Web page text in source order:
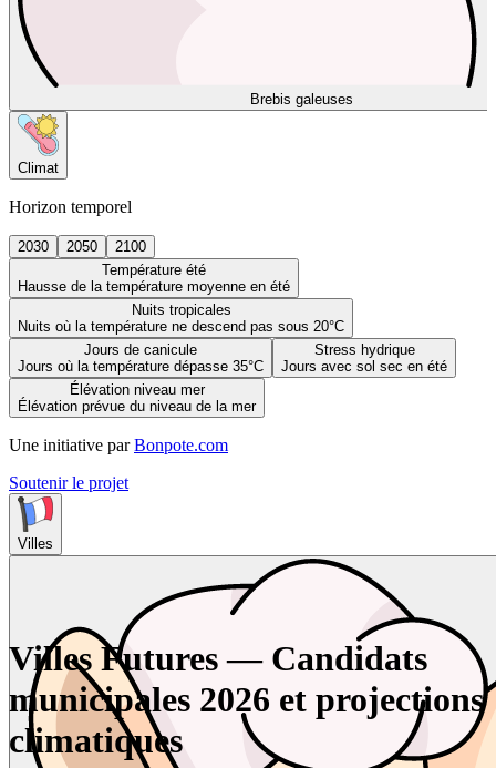
Brebis galeuses
Climat
Horizon temporel
2030 2050
2100
Température été
Hausse de la température moyenne en été
Nuits tropicales
Nuits où la température ne descend pas sous 20°C
Jours de canicule
Jours où la température dépasse 35°C
Stress hydrique
Jours avec sol sec en été
Élévation niveau mer
Élévation prévue du niveau de la mer
Une initiative par Bonpote.com
Soutenir le projet
Villes
Villes Futures — Candidats
municipales 2026 et projections
climatiques